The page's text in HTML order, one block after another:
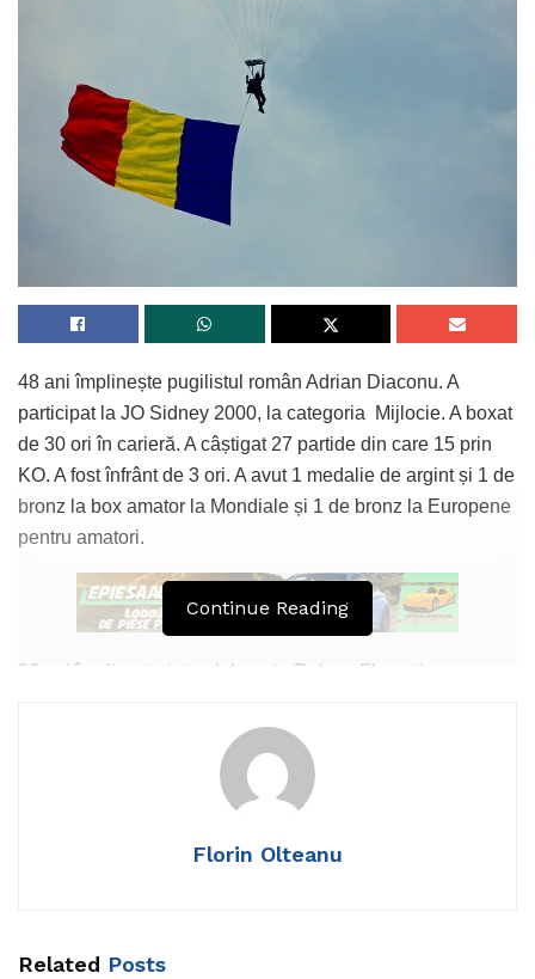
48 ani împlinește pugilistul român Adrian Diaconu. A
participat la JO Sidney 2000, la categoria Mijlocie. A boxat
de 30 ori în carieră. A câștigat 27 partide din care 15 prin
KO. A fost înfrânt de 3 ori. A avut 1 medalie de argint și 1 de
bronz la box amator la Mondiale și 1 de bronz la Europene
pentru amatori.
36 ani împlinește interul dreapta Raluca Florentina
înscriind 130 goluri. A evoluat la CSM București și CSM
Continue Reading
Raluca Anghelina
Florin Olteanu
Related Posts